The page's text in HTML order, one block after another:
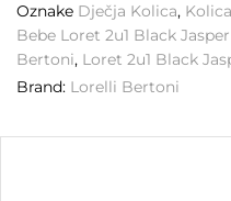
Oznake Dječja Kolica, Kolica
Bebe Loret 2u1 Black
Bertoni, Loret 2u1 Black
Brand: Lorelli Bertoni